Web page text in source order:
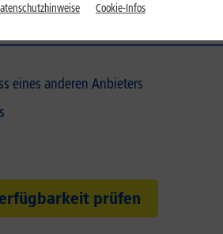
eines anderen Anbieters
prüfen
Cookie-Infos